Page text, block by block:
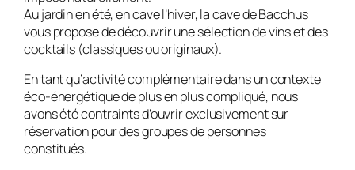
Au jardin en été, en cave l’hiver, la cave de Bacchus
vous propose de découvrir une sélection de vins et des
cocktails (classiques ou originaux).
En tant qu’activité complémentaire dans un contexte
éco-énergétique de plus en plus compliqué, nous
avons été contraints d’ouvrir exclusivement sur
réservation pour des groupes de personnes
constitués.